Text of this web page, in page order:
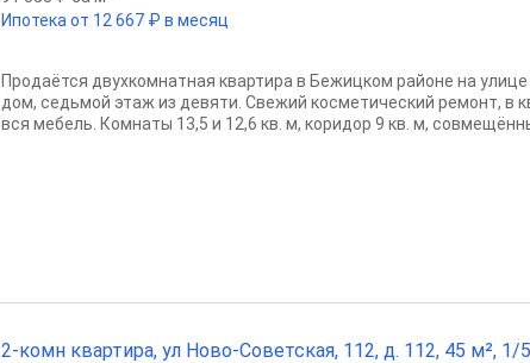
Ипотека от 12 667 ₽ в месяц
Продаётся двухкомнатная квартира в Бежицком районе на
дом, седьмой этаж из девяти. Свежий косметический ремонт, в
вся мебель. Комнаты 13,5 и 12,6 кв. м, коридор 9 кв. м,
2-комн квартира, ул Ново-Советская, 112, д. 112, 45 м², 1/